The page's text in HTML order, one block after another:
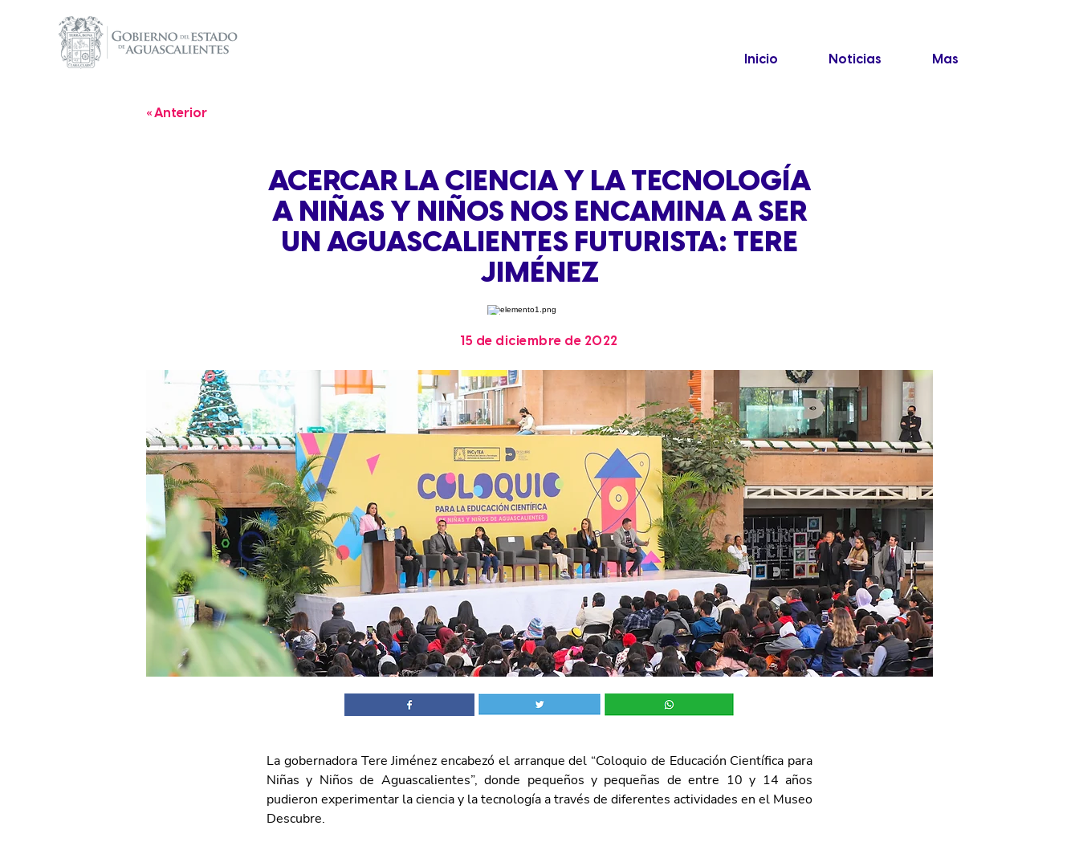
Inicio Noticias Mas
« Anterior
ACERCAR LA CIENCIA Y LA TECNOLOGÍA
A NIÑAS Y NIÑOS NOS ENCAMINA A SER
UN AGUASCALIENTES FUTURISTA: TERE
JIMÉNEZ
15 de diciembre de 2022
La gobernadora Tere Jiménez encabezó el arranque del “Coloquio de Educación Científica para
Niñas y Niños de Aguascalientes”, donde pequeños y pequeñas de entre 10 y 14 años
pudieron experimentar la ciencia y la tecnología a través de diferentes actividades en el Museo
Descubre.